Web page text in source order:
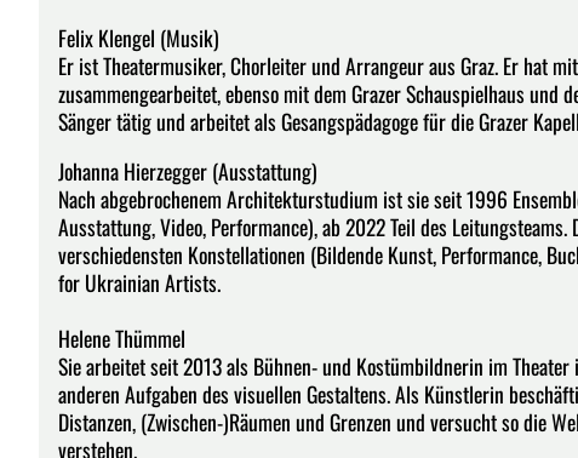
Felix Klengel (Musik)
Er ist Theatermusiker, Chorleiter und Arrangeur aus Graz. Er hat
zusammengearbeitet, ebenso mit dem Grazer Schauspielhaus
Sänger tätig und arbeitet als Gesangspädagoge für die Grazer
Johanna Hierzegger (Ausstattung)
Nach abgebrochenem Architekturstudium ist sie seit 1996
Ausstattung, Video, Performance), ab 2022 Teil des
verschiedensten Konstellationen (Bildende Kunst, Performance,
for Ukrainian Artists.
Helene Thümmel
Sie arbeitet seit 2013 als Bühnen- und Kostümbildnerin im
anderen Aufgaben des visuellen Gestaltens. Als Künstlerin
Distanzen, (Zwischen-)Räumen und Grenzen und versucht so die
verstehen.